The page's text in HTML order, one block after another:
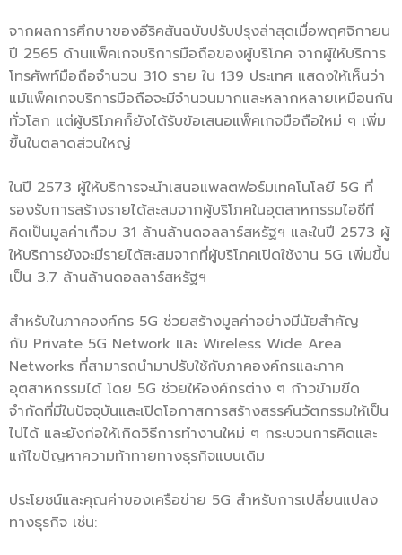
จากผลการศึกษาของอีริคสันฉบับปรับปรุงล่าสุดเมื่อพฤศจิกายน
ปี 2565 ด้านแพ็คเกจบริการมือถือของผู้บริโภค จากผู้ให้บริการ
โทรศัพท์มือถือจำนวน 310 ราย ใน 139 ประเทศ แสดงให้เห็นว่า
แม้แพ็คเกจบริการมือถือจะมีจำนวนมากและหลากหลายเหมือนกัน
ทั่วโลก แต่ผู้บริโภคก็ยังได้รับข้อเสนอแพ็คเกจมือถือใหม่ ๆ เพิ่ม
ขึ้นในตลาดส่วนใหญ่
ในปี 2573 ผู้ให้บริการจะนำเสนอแพลตฟอร์มเทคโนโลยี 5G ที่
รองรับการสร้างรายได้สะสมจากผู้บริโภคในอุตสาหกรรมไอซีที
คิดเป็นมูลค่าเกือบ 31 ล้านล้านดอลลาร์สหรัฐฯ และในปี 2573 ผู้
ให้บริการยังจะมีรายได้สะสมจากที่ผู้บริโภคเปิดใช้งาน 5G เพิ่มขึ้น
เป็น 3.7 ล้านล้านดอลลาร์สหรัฐฯ
สำหรับในภาคองค์กร 5G ช่วยสร้างมูลค่าอย่างมีนัยสำคัญ
กับ Private 5G Network และ Wireless Wide Area
Networks ที่สามารถนำมาปรับใช้กับภาคองค์กรและภาค
อุตสาหกรรมได้ โดย 5G ช่วยให้องค์กรต่าง ๆ ก้าวข้ามขีด
จำกัดที่มีในปัจจุบันและเปิดโอกาสการสร้างสรรค์นวัตกรรมให้เป็น
ไปได้ และยังก่อให้เกิดวิธีการทำงานใหม่ ๆ กระบวนการคิดและ
แก้ไขปัญหาความท้าทายทางธุรกิจแบบเดิม
ประโยชน์และคุณค่าของเครือข่าย 5G สำหรับการเปลี่ยนแปลง
ทางธุรกิจ เช่น: